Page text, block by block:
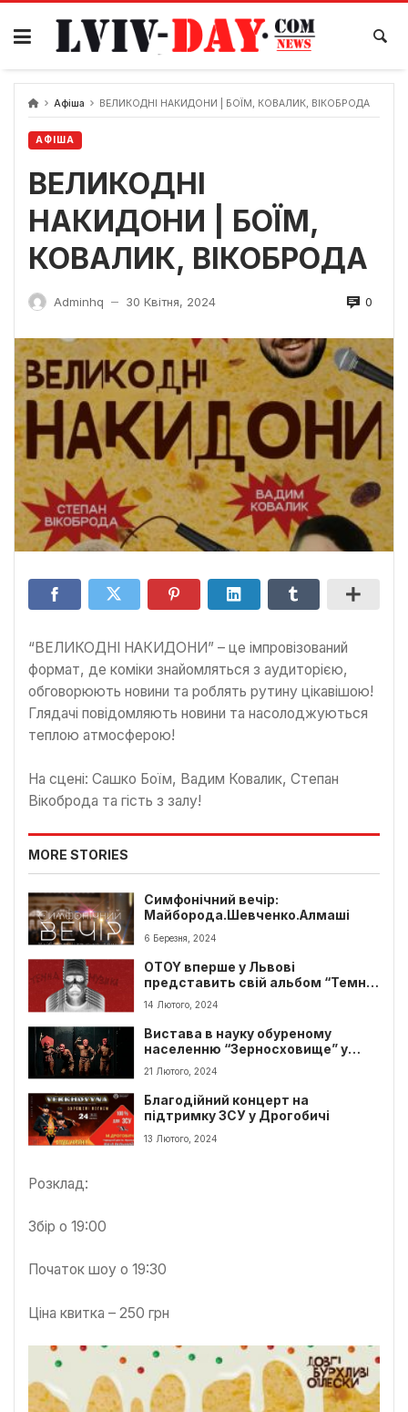
Skip
content
Афіша ВЕЛИКОДНІ НАКИДОНИ | БОЇМ, КОВАЛИК, ВІКОБРОДА
АФІША
ВЕЛИКОДНІ
НАКИДОНИ | БОЇМ,
КОВАЛИК, ВІКОБРОДА
Adminhq — 30 Квітня, 2024 0
“ВЕЛИКОДНІ НАКИДОНИ” – це імпровізований
формат, де коміки знайомляться з аудиторією,
обговорюють новини та роблять рутину цікавішою!
Глядачі повідомляють новини та насолоджуються
теплою атмосферою!
На сцені: Сашко Боїм, Вадим Ковалик, Степан
Вікоброда та гість з залу!
MORE STORIES
Симфонічний вечір:
Майборода.Шевченко.Алмаші
6 Березня, 2024
OTOY вперше у Львові
представить свій альбом “Темна
музика”
14 Лютого, 2024
Вистава в науку обуреному
населенню “Зерносховище” у
Львові
21 Лютого, 2024
Благодійний концерт на
підтримку ЗСУ у Дрогобичі
13 Лютого, 2024
Розклад:
Збір о 19:00
Початок шоу о 19:30
Ціна квитка – 250 грн